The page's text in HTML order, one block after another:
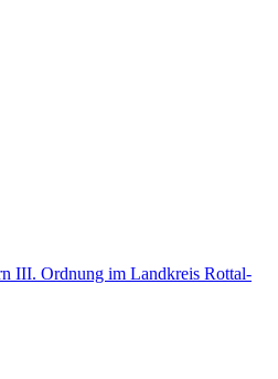
III. Ordnung im Landkreis Rottal-